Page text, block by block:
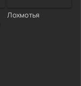
Лохмотья